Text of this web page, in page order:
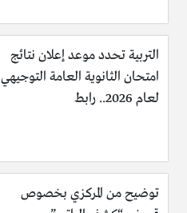
التربية تحدد موعد إعلان نتائج
امتحان الثانوية العامة التوجيهي
لعام 2026.. رابط
توضيح من المركزي بخصوص